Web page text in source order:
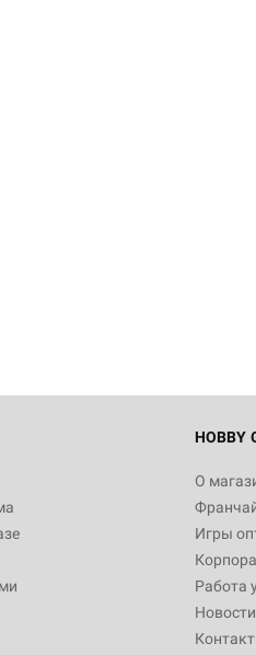
HOBBY
О
Игры
Работа
Новости
12
3 490